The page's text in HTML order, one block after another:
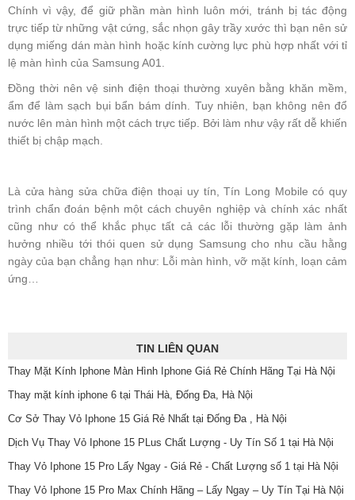
Chính vì vậy, để giữ phần màn hình luôn mới, tránh bị tác động
trực tiếp từ những vật cứng, sắc nhọn gây trầy xước thì bạn nên sử
dụng miếng dán màn hình hoặc kính cường lực phù hợp nhất với tỉ
lệ màn hình của Samsung A01.
Đồng thời nên vệ sinh điện thoại thường xuyên bằng khăn mềm,
ẩm để làm sạch bụi bẩn bám dính. Tuy nhiên, bạn không nên đổ
nước lên màn hình một cách trực tiếp. Bởi làm như vậy rất dễ khiến
thiết bị chập mạch.
Là cửa hàng sửa chữa điện thoại uy tín, Tín Long Mobile có quy
trình chẩn đoán bệnh một cách chuyên nghiệp và chính xác nhất
cũng như có thể khắc phục tất cả các lỗi thường gặp làm ảnh
hưởng nhiều tới thói quen sử dụng Samsung cho nhu cầu hằng
ngày của bạn chẳng hạn như: Lỗi màn hình, vỡ mặt kính, loạn cảm
ứng…
TIN LIÊN QUAN
Thay Mặt Kính Iphone Màn Hình Iphone Giá Rẻ Chính Hãng Tại Hà Nội
Thay mặt kính iphone 6 tại Thái Hà, Đống Đa, Hà Nội
Cơ Sở Thay Vỏ Iphone 15 Giá Rẻ Nhất tại Đống Đa , Hà Nội
Dịch Vụ Thay Vỏ Iphone 15 PLus Chất Lượng - Uy Tín Số 1 tại Hà Nội
Thay Vỏ Iphone 15 Pro Lấy Ngay - Giá Rẻ - Chất Lượng số 1 tại Hà Nội
Thay Vỏ Iphone 15 Pro Max Chính Hãng – Lấy Ngay – Uy Tín Tại Hà Nội